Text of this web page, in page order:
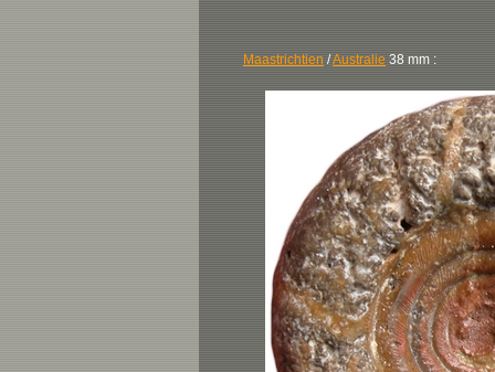
Maastrichtien /Australie 38 mm :